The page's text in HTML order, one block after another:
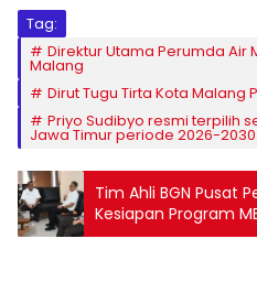
Tag:
Direktur Utama Perumda Air
Malang
Dirut Tugu Tirta Kota Malang
Priyo Sudibyo resmi terpilih
Jawa Timur periode 2026-2030.
Tim Ahli BGN Pusat
Kesiapan Program